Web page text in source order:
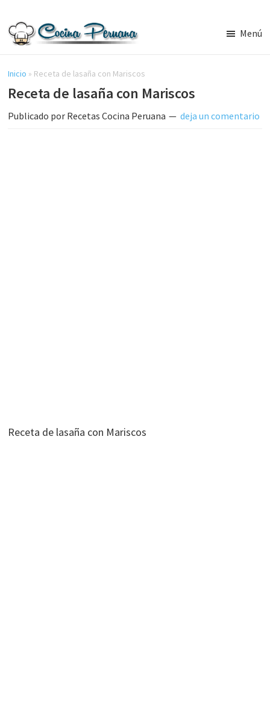
contenido
lateral
principal
Cocina
Peruana,
Recetas
de
Comida
Menú
Inicio » Receta de lasaña con Mariscos
Receta de lasaña con Mariscos
Publicado por Recetas Cocina Peruana deja un comentario
Receta de lasaña con Mariscos